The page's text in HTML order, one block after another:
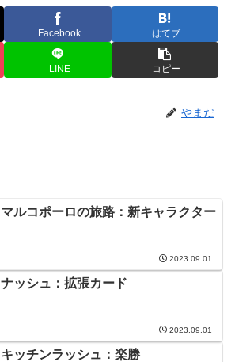
Facebook はてブ
LINE コピー
やまだ
マルコポーロの旅路：新キャラクター
2023.09.01
ナッシュ：拡張カード
2023.09.01
キッチンラッシュ：楽勝